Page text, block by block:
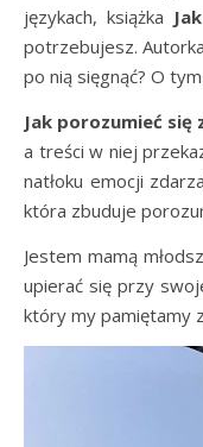
językach, książka
potrzebujesz.
po nią sięgnąć? O
Jak porozumieć
a treści w niej
natłoku emocji
która zbuduje
Jestem mamą
upierać się przy
który my pamiętamy